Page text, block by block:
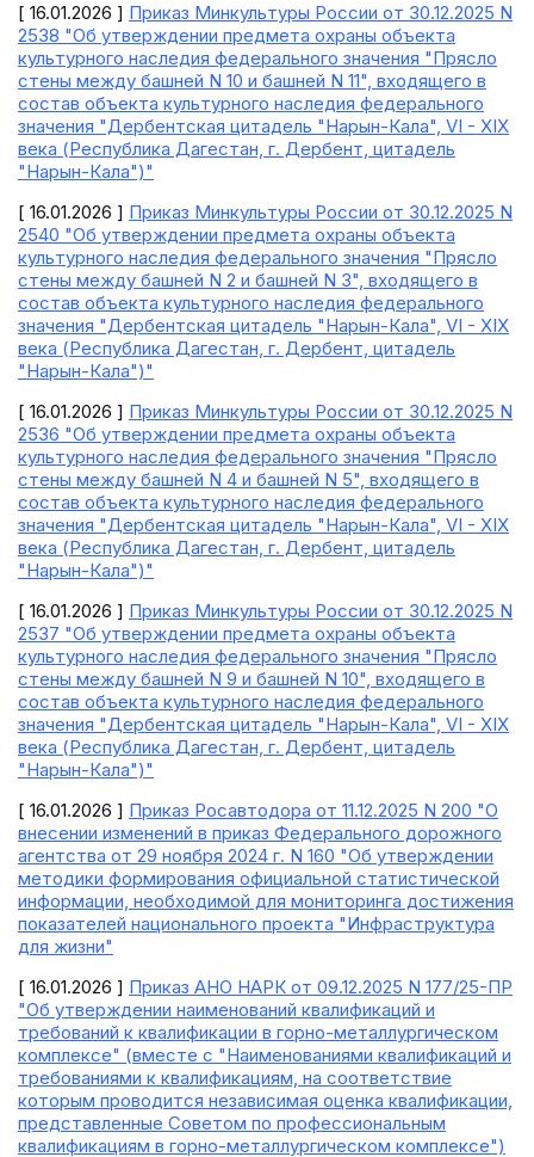
[ 16.01.2026 ] Приказ Минкультуры России от 30.12.2025 N
2538 "Об утверждении предмета охраны объекта
культурного наследия федерального значения "Прясло
стены между башней N 10 и башней N 11", входящего в
состав объекта культурного наследия федерального
значения "Дербентская цитадель "Нарын-Кала", VI - XIX
века (Республика Дагестан, г. Дербент, цитадель
"Нарын-Кала")"
[ 16.01.2026 ] Приказ Минкультуры России от 30.12.2025 N
2540 "Об утверждении предмета охраны объекта
культурного наследия федерального значения "Прясло
стены между башней N 2 и башней N 3", входящего в
состав объекта культурного наследия федерального
значения "Дербентская цитадель "Нарын-Кала", VI - XIX
века (Республика Дагестан, г. Дербент, цитадель
"Нарын-Кала")"
[ 16.01.2026 ] Приказ Минкультуры России от 30.12.2025 N
2536 "Об утверждении предмета охраны объекта
культурного наследия федерального значения "Прясло
стены между башней N 4 и башней N 5", входящего в
состав объекта культурного наследия федерального
значения "Дербентская цитадель "Нарын-Кала", VI - XIX
века (Республика Дагестан, г. Дербент, цитадель
"Нарын-Кала")"
[ 16.01.2026 ] Приказ Минкультуры России от 30.12.2025 N
2537 "Об утверждении предмета охраны объекта
культурного наследия федерального значения "Прясло
стены между башней N 9 и башней N 10", входящего в
состав объекта культурного наследия федерального
значения "Дербентская цитадель "Нарын-Кала", VI - XIX
века (Республика Дагестан, г. Дербент, цитадель
"Нарын-Кала")"
[ 16.01.2026 ] Приказ Росавтодора от 11.12.2025 N 200 "О
внесении изменений в приказ Федерального дорожного
агентства от 29 ноября 2024 г. N 160 "Об утверждении
методики формирования официальной статистической
информации, необходимой для мониторинга достижения
показателей национального проекта "Инфраструктура
для жизни"
[ 16.01.2026 ] Приказ АНО НАРК от 09.12.2025 N 177/25-ПР
"Об утверждении наименований квалификаций и
требований к квалификации в горно-металлургическом
комплексе" (вместе с "Наименованиями квалификаций и
требованиями к квалификациям, на соответствие
которым проводится независимая оценка квалификации,
представленные Советом по профессиональным
квалификациям в горно-металлургическом комплексе")